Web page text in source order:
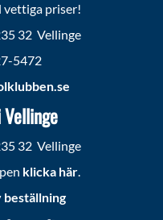
vettiga priser!
32 Vellinge
5472
32 Vellinge
klicka här.
beställning